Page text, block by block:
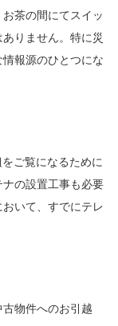
茶の間にてスイッ
りません。特に災
報源のひとつにな
ご覧になるために
の設置工事も必要
いて、すでにテレ
物件へのお引越